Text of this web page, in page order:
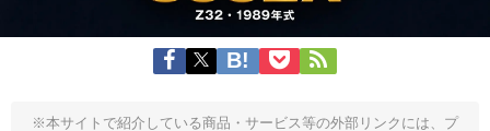
※本サイトで紹介している商品・サービス等の外部リンクには、プ